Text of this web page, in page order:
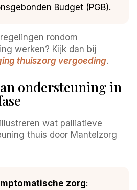
Budget (PGB).
rondom
werken? Kijk dan bij
thuiszorg vergoeding.
ondersteuning in
wat palliatieve
thuis door Mantelzorg
zorg: